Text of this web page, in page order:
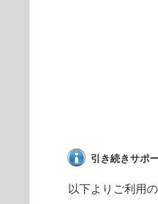
引き続きサポ
以下よりご利用